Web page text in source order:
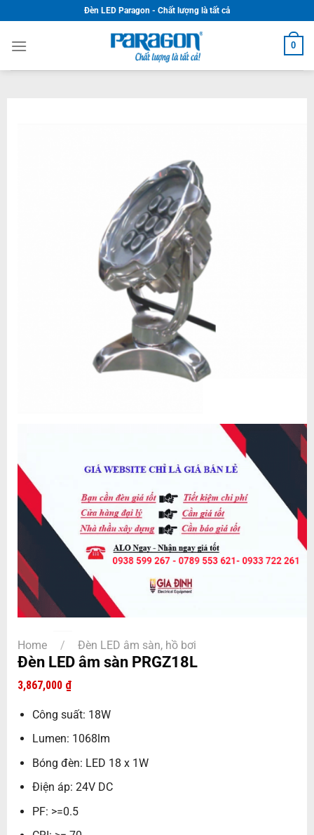
to
content
Đèn LED Paragon - Chất lượng là tất cả
0
Home / Đèn LED âm sàn, hồ bơi
Đèn LED âm sàn PRGZ18L
3,867,000 ₫
Công suất: 18W
Lumen: 1068lm
Bóng đèn: LED 18 x 1W
Điện áp: 24V DC
PF: >=0.5